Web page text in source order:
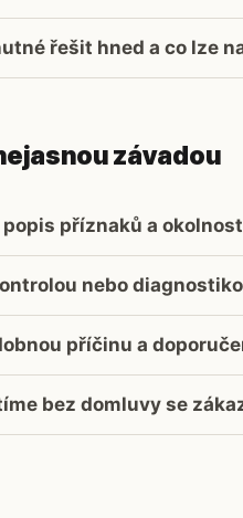
řešit hned a co lze
závadou
příznaků a
nebo
příčinu a
bez domluvy se